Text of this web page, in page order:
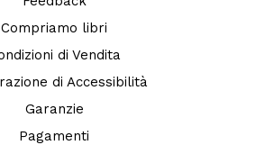
Compriamo libri
di Vendita
di Accessibilità
Garanzie
Pagamenti